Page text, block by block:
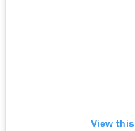
View